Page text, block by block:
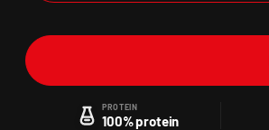
PROTEIN
100% protein